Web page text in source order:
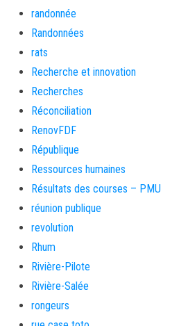
randonnée
Randonnées
rats
Recherche et innovation
Recherches
Réconciliation
RenovFDF
République
Ressources humaines
Résultats des courses – PMU
réunion publique
revolution
Rhum
Rivière-Pilote
Rivière-Salée
rongeurs